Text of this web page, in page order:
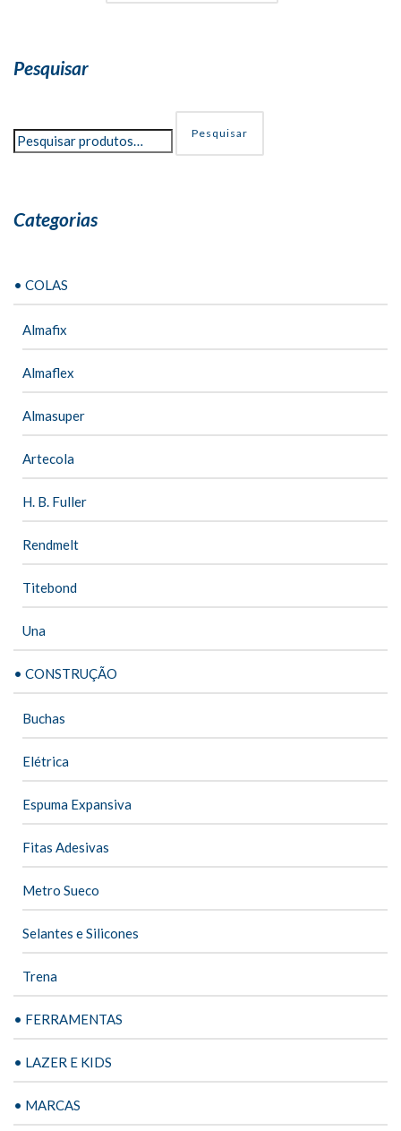
Pesquisar
Pesquisar
Categorias
• COLAS
Almafix
Almaflex
Almasuper
Artecola
H. B. Fuller
Rendmelt
Titebond
Una
• CONSTRUÇÃO
Buchas
Elétrica
Espuma Expansiva
Fitas Adesivas
Metro Sueco
Selantes e Silicones
Trena
• FERRAMENTAS
• LAZER E KIDS
• MARCAS